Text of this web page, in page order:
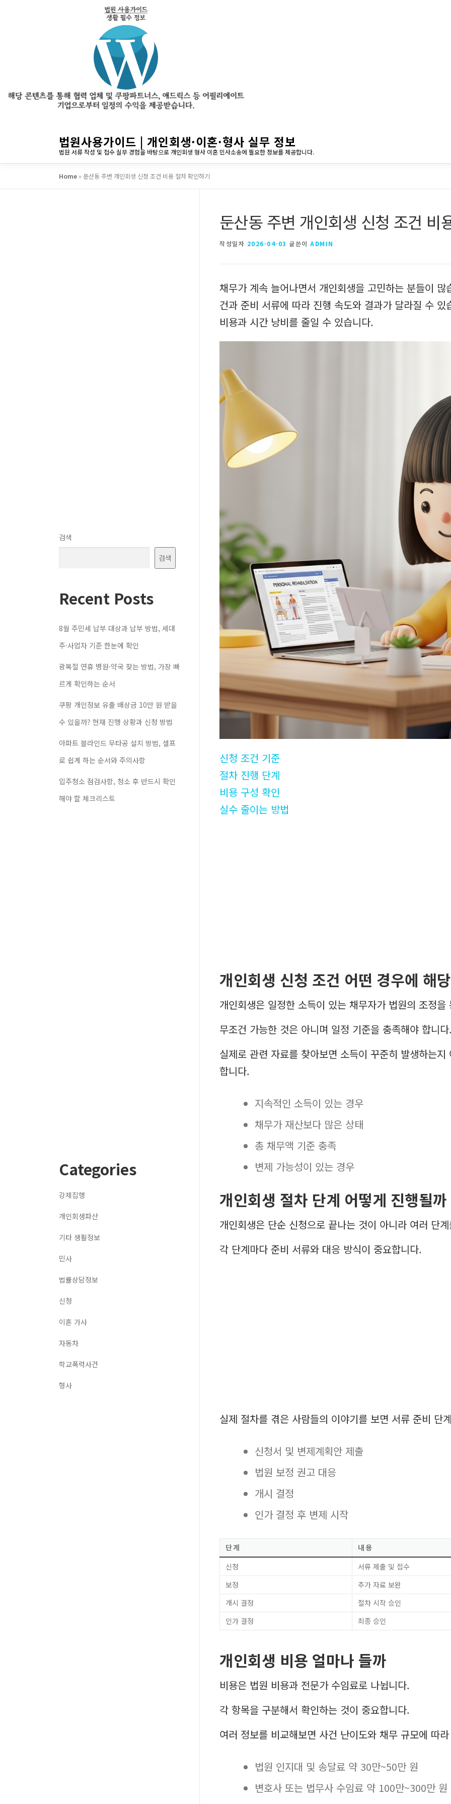
로
법원사용가이드 | 개인회생·이혼·형사 실무 정보
법원 서류 작성 및 접수 실무 경험을 바탕으로 개인회생 형사 이혼 민사소송에 필요한 정보를 제공합니다.
Home » 둔산동 주변 개인회생 신청 조건 비용 절차 확인하기
둔산동 주변 개인회생 신청 조건 비
작성일자 2026-04-03 글쓴이 ADMIN
채무가 계속 늘어나면서 개인회생을 고민하는 분들이
건과 준비 서류에 따라 진행 속도와 결과가 달라질 수
비용과 시간 낭비를 줄일 수 있습니다.
신청 조건 기준
절차 진행 단계
비용 구성 확인
실수 줄이는 방법
개인회생 신청 조건 어떤 경우에 해
개인회생은 일정한 소득이 있는 채무자가 법원의 조정
무조건 가능한 것은 아니며 일정 기준을 충족해야 합니다.
실제로 관련 자료를 찾아보면 소득이 꾸준히 발생하는
합니다.
지속적인 소득이 있는 경우
채무가 재산보다 많은 상태
총 채무액 기준 충족
변제 가능성이 있는 경우
개인회생 절차 단계 어떻게 진행될까
개인회생은 단순 신청으로 끝나는 것이 아니라 여러 단
각 단계마다 준비 서류와 대응 방식이 중요합니다.
실제 절차를 겪은 사람들의 이야기를 보면 서류 준비 단
신청서 및 변제계획안 제출
법원 보정 권고 대응
개시 결정
인가 결정 후 변제 시작
단계 내용
신청
서류 제출 및 접수
보정
추가 자료 보완
개시 결정
절차 시작 승인
인가 결정
최종 승인
개인회생 비용 얼마나 들까
비용은 법원 비용과 전문가 수임료로 나뉩니다.
각 항목을 구분해서 확인하는 것이 중요합니다.
여러 정보를 비교해보면 사건 난이도와 채무 규모에 따
법원 인지대 및 송달료 약 30만~50만 원
변호사 또는 법무사 수임료 약 100만~300만 원
검색
검색
Recent Posts
8월 주민세 납부 대상과 납부 방법, 세대
주·사업자 기준 한눈에 확인
광복절 연휴 병원·약국 찾는 방법, 가장 빠
르게 확인하는 순서
쿠팡 개인정보 유출 배상금 10만 원 받을
수 있을까? 현재 진행 상황과 신청 방법
아파트 블라인드 무타공 설치 방법, 셀프
로 쉽게 하는 순서와 주의사항
입주청소 점검사항, 청소 후 반드시 확인
해야 할 체크리스트
Categories
강제집행
개인회생파산
기타 생활정보
민사
법률상담정보
신청
이혼 가사
자동차
학교폭력사건
형사